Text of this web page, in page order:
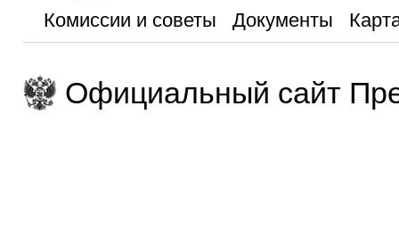
Комиссии и советы
Документы
Официальный сайт